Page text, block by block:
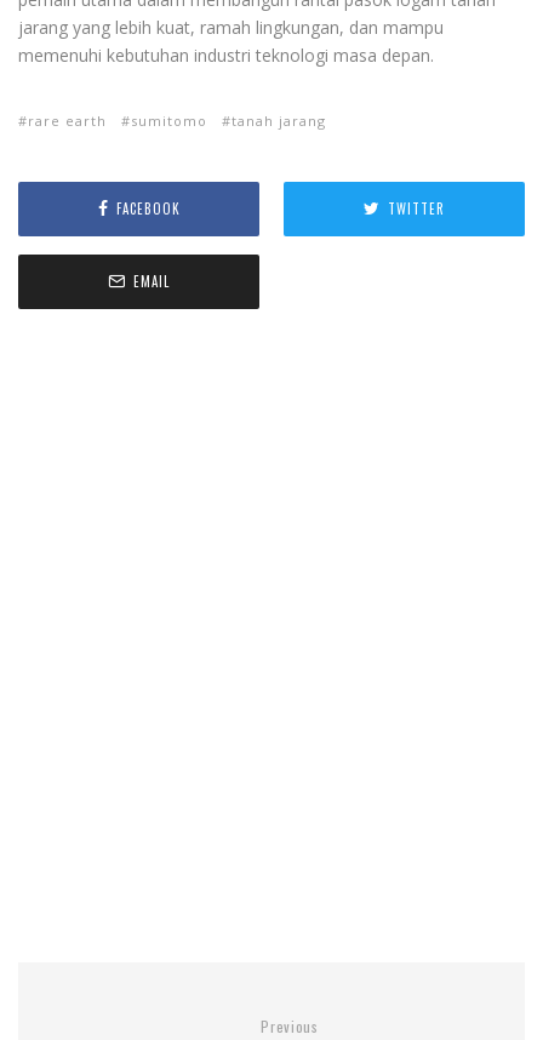
jarang yang lebih kuat, ramah lingkungan, dan mampu
memenuhi kebutuhan industri teknologi masa depan.
rare earth sumitomo tanah jarang
FACEBOOK TWITTER
EMAIL
Previous